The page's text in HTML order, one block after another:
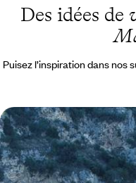
Des idées de
Puisez l’inspiration dans
Albanie, Macédoine
au cœur des Balkans
En deux semaines, pour
attachants et hors des radars